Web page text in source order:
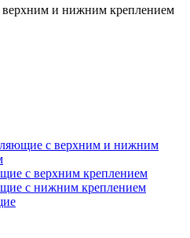
и нижним креплением
с верхним и нижним
с верхним креплением
с нижним креплением